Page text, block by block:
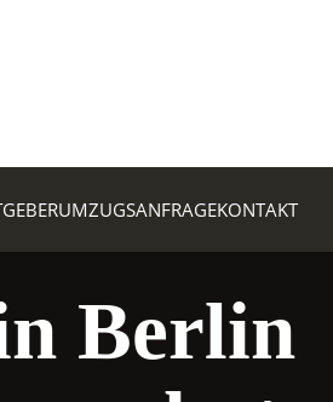
UMZUGSANFRAGEKONTAKT
Berlin